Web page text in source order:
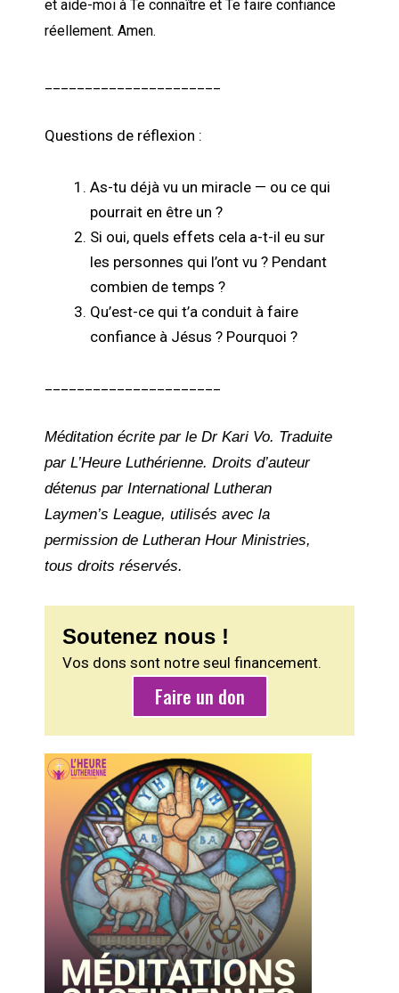
et aide-moi à Te connaître et Te faire confiance
réellement. Amen.
Questions de réflexion :
As-tu déjà vu un miracle — ou ce qui
pourrait en être un ?
Si oui, quels effets cela a-t-il eu sur
les personnes qui l’ont vu ? Pendant
combien de temps ?
Qu’est-ce qui t’a conduit à faire
confiance à Jésus ? Pourquoi ?
Méditation écrite par le Dr Kari Vo. Traduite
par L’Heure Luthérienne. Droits d’auteur
détenus par International Lutheran
Laymen’s League, utilisés avec la
permission de Lutheran Hour Ministries,
tous droits réservés.
Soutenez nous !
Vos dons sont notre seul financement.
Faire un don